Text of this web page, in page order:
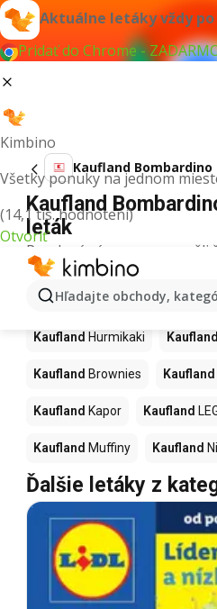
Aktuálne letáky vždy
Pridať do Chrome -
Kimbino
Všetky ponuky na jednom
(14,1 tis. hodnotení)
Otvoriť
Hľadajte obchody,
Kaufland Bombardino
Kaufland
leták
Pre daný výraz sme nenašli
Ďalšie produkty v
Kaufland
Kaufland Hurmikaki Kaufland
Kaufland Brownies Kaufland
Kaufland Kapor Kaufland
Kaufland Muffiny Kaufland
Ďalšie letáky z